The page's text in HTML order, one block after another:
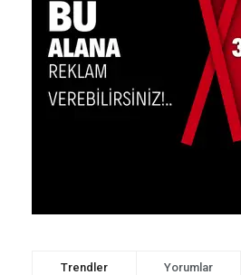
Trendler Yorumlar